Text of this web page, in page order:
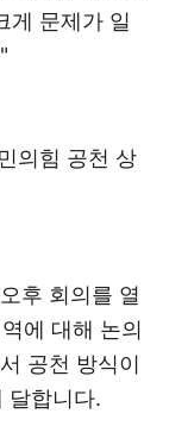
게 문제가 일
의힘 공천 상
후 회의를 열
에 대해 논의
공천 방식이
달합니다.